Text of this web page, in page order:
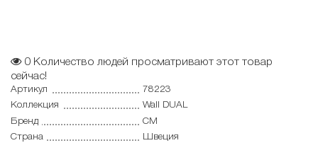
0 Количество людей просматривают этот товар
сейчас!
Артикул
78223
Коллекция
Wall DUAL
Бренд
CM
Страна
Швеция